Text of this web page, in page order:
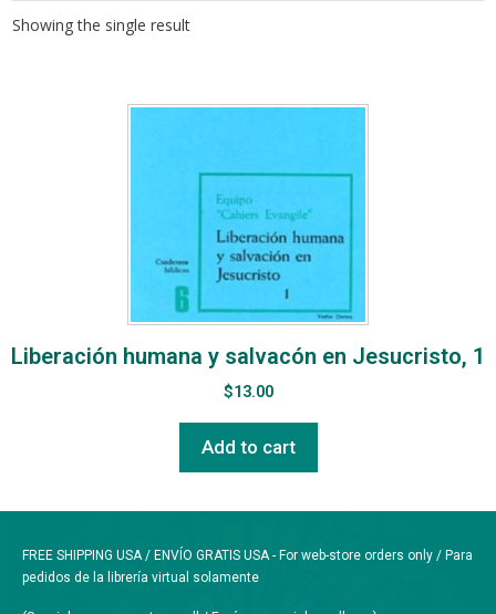
Showing the single result
Liberación humana y salvacón en Jesucristo, 1
$13.00
Add to cart
FREE SHIPPING USA / ENVÍO GRATIS USA - For web-store orders only / Para
pedidos de la librería virtual solamente